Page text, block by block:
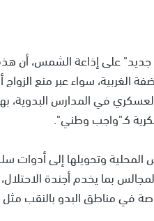
جديد" على إذاعة الشمس، أن
الغربية، سواء عبر منع
في المدارس البدوية،
كـ"واجب وطني".
وتحويلها إلى أدوات
بما يخدم أجندة
في مناطق البدو بالنقب